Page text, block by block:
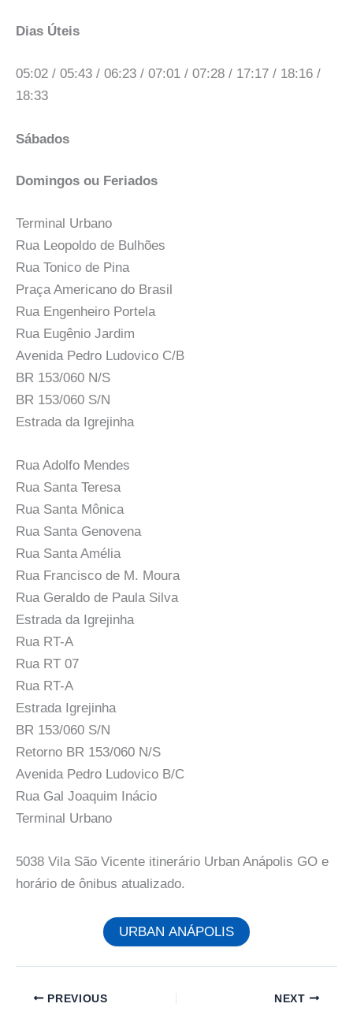
Dias Úteis
05:02 / 05:43 / 06:23 / 07:01 / 07:28 / 17:17 / 18:16 /
18:33
Sábados
Domingos ou Feriados
Terminal Urbano
Rua Leopoldo de Bulhões
Rua Tonico de Pina
Praça Americano do Brasil
Rua Engenheiro Portela
Rua Eugênio Jardim
Avenida Pedro Ludovico C/B
BR 153/060 N/S
BR 153/060 S/N
Estrada da Igrejinha
Rua Adolfo Mendes
Rua Santa Teresa
Rua Santa Mônica
Rua Santa Genovena
Rua Santa Amélia
Rua Francisco de M. Moura
Rua Geraldo de Paula Silva
Estrada da Igrejinha
Rua RT-A
Rua RT 07
Rua RT-A
Estrada Igrejinha
BR 153/060 S/N
Retorno BR 153/060 N/S
Avenida Pedro Ludovico B/C
Rua Gal Joaquim Inácio
Terminal Urbano
5038 Vila São Vicente itinerário Urban Anápolis GO e
horário de ônibus atualizado.
URBAN ANÁPOLIS
PREVIOUS NEXT